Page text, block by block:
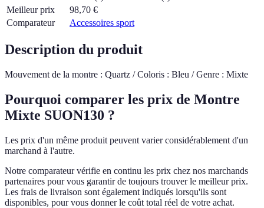
Meilleur prix
98,70 €
Comparateur
Accessoires sport
Description du produit
Mouvement de la montre : Quartz / Coloris : Bleu / Genre : Mixte
Pourquoi comparer les prix de Montre
Mixte SUON130 ?
Les prix d'un même produit peuvent varier considérablement d'un
marchand à l'autre.
Notre comparateur vérifie en continu les prix chez nos marchands
partenaires pour vous garantir de toujours trouver le meilleur prix.
Les frais de livraison sont également indiqués lorsqu'ils sont
disponibles, pour vous donner le coût total réel de votre achat.